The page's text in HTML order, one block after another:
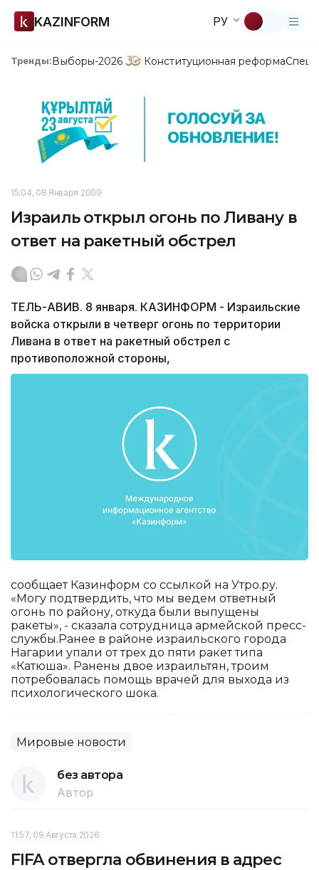
KAZINFORM РУ
Тренды:Выборы-2026 Конституционная реформа
15:04, 08 Января 2009
Израиль открыл огонь по Ливану в
ответ на ракетный обстрел
ТЕЛЬ-АВИВ. 8 января. КАЗИНФОРМ - Израильские
войска открыли в четверг огонь по территории
Ливана в ответ на ракетный обстрел с
противоположной стороны,
сообщает Казинформ со ссылкой на Утро.ру.
«Могу подтвердить, что мы ведем ответный
огонь по району, откуда были выпущены
ракеты», - сказала сотрудница армейской пресс-
службы.Ранее в районе израильского города
Нагарии упали от трех до пяти ракет типа
«Катюша». Ранены двое израильтян, троим
потребовалась помощь врачей для выхода из
психологического шока.
Мировые новости
без автора
Автор
11:57, 09 Августа 2026
FIFA отвергла обвинения в адрес